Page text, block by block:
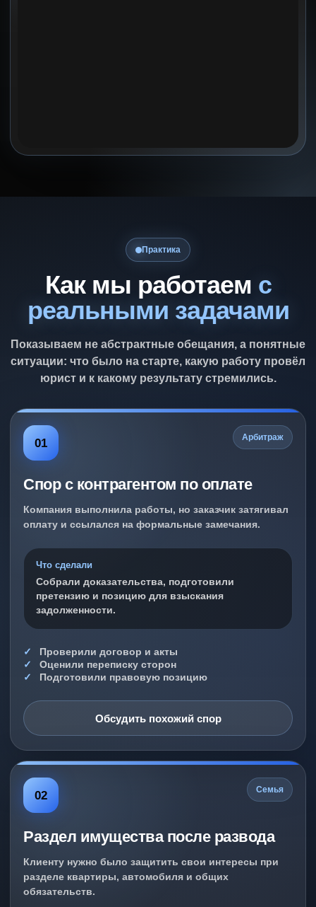
Практика
Как мы работаем с
реальными задачами
Показываем не абстрактные обещания, а понятные
ситуации: что было на старте, какую работу провёл
юрист и к какому результату стремились.
01 Арбитраж
Спор с контрагентом по оплате
Компания выполнила работы, но заказчик затягивал
оплату и ссылался на формальные замечания.
Что сделали
Собрали доказательства, подготовили
претензию и позицию для взыскания
задолженности.
Проверили договор и акты
Оценили переписку сторон
Подготовили правовую позицию
Обсудить похожий спор
02 Семья
Раздел имущества после развода
Клиенту нужно было защитить свои интересы при
разделе квартиры, автомобиля и общих
обязательств.